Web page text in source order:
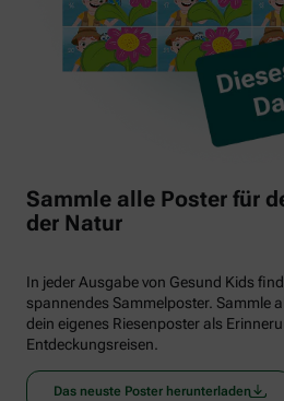
Sammle alle Poster für
der Natur
In jeder Ausgabe von Gesund Kids
spannendes Sammelposter. Sammle
dein eigenes Riesenposter als
Entdeckungsreisen.
Das neuste Poster herunterladen